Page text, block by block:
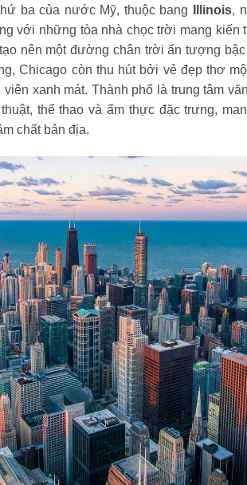
ba của nước Mỹ, thuộc bang Illinois,
với những tòa nhà chọc trời mang kiến
nên một đường chân trời ấn tượng
Chicago còn thu hút bởi vẻ đẹp thơ
xanh mát. Thành phố là trung tâm
thể thao và ẩm thực đặc trưng,
chất bản địa.